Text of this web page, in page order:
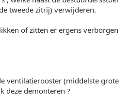
tweede zitrij) verwijderen.
of zitten er ergens verborgen
ventilatierooster (middelste grote
deze demonteren ?